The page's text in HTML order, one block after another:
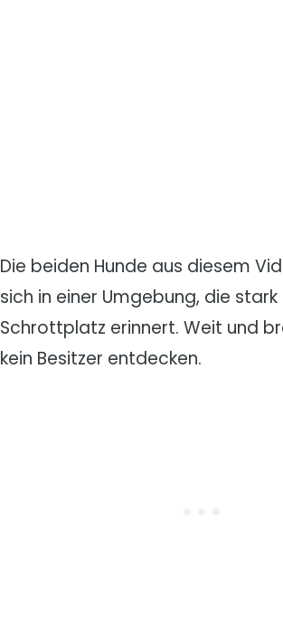
Die beiden Hunde aus diesem
sich in einer Umgebung, die stark
Schrottplatz erinnert. Weit und
kein Besitzer entdecken.